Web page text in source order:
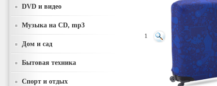
DVD и видео
Музыка на CD, mp3
Дом и сад
Бытовая техника
Спорт и отдых
1